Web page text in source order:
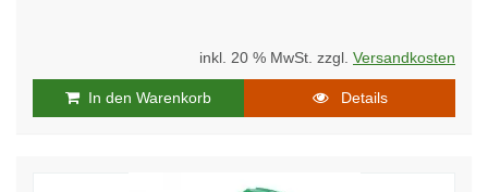
inkl. 20 % MwSt. zzgl. Versandkosten
In den Warenkorb Details